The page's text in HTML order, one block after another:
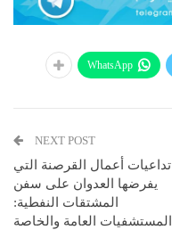
WhatsApp
NEXT POST
تداعيات أعمال القرصنة التي
يفرضها العدوان على سفن
المشتقات النفطية:
المستشفيات العامة والخاصة